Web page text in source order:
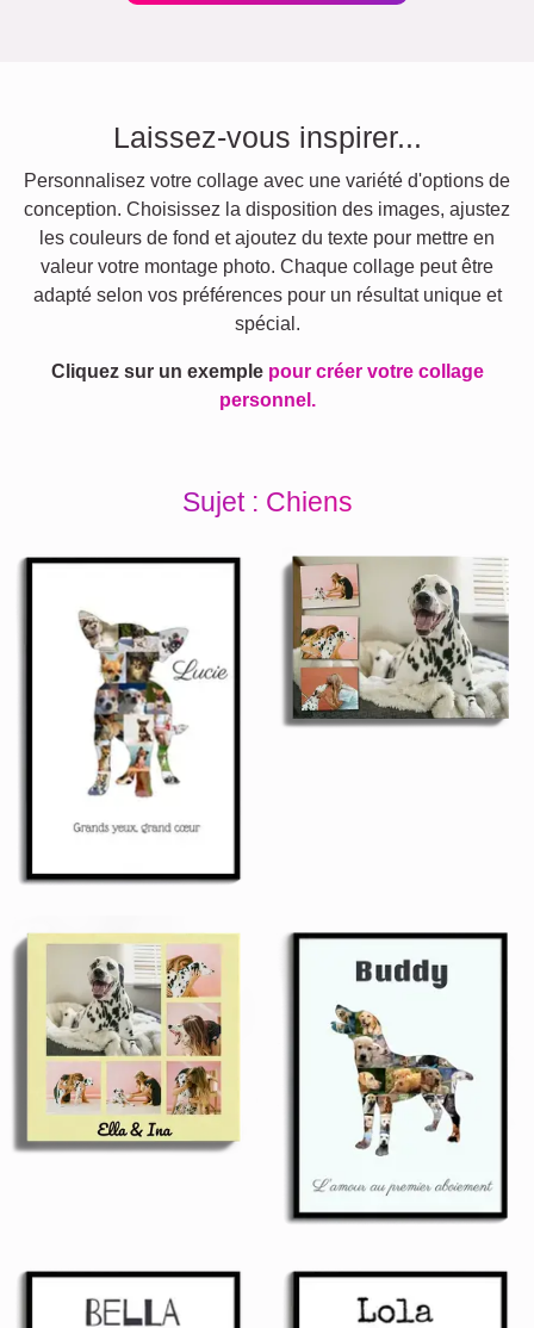
Laissez-vous inspirer...
Personnalisez votre collage avec une variété d'options de
conception. Choisissez la disposition des images, ajustez
les couleurs de fond et ajoutez du texte pour mettre en
valeur votre montage photo. Chaque collage peut être
adapté selon vos préférences pour un résultat unique et
spécial.
Cliquez sur un exemple pour créer votre collage
personnel.
Sujet : Chiens